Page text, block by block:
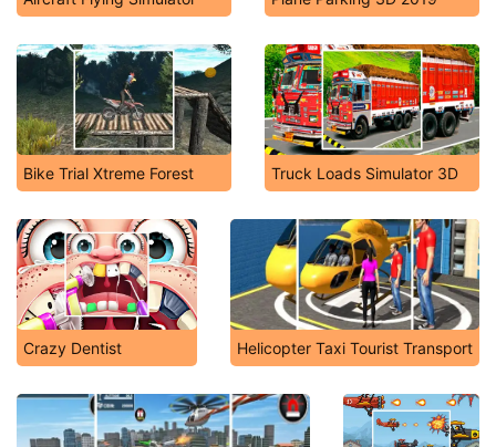
Bike Trial Xtreme Forest Truck Loads Simulator 3D
Crazy Dentist Helicopter Taxi Tourist Transport